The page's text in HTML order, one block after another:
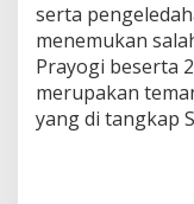
serta
menemukan
Prayogi beserta
merupakan
yang di tangkap